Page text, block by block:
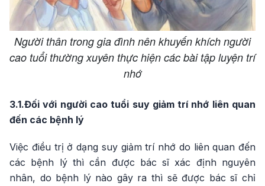
Người thân trong gia đình nên khuyến khích người
cao tuổi thường xuyên thực hiện các bài tập luyện trí
nhớ
3.1.Đối với người cao tuổi suy giảm trí nhớ liên quan
đến các bệnh lý
Việc điều trị ở dạng suy giảm trí nhớ do liên quan đến
các bệnh lý thì cần được bác sĩ xác định nguyên
nhân, do bệnh lý nào gây ra thì sẽ được bác sĩ chỉ